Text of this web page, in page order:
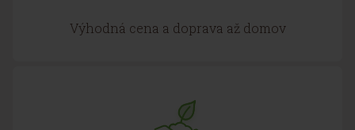
Výhodná cena a doprava až domov